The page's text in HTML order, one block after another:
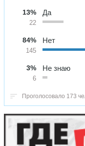
13%
22
Да
84%
145
Нет
3%
6
Не знаю
Проголосовало 173